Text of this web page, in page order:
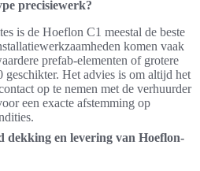
precisiewerk?
is de Hoeflon C1 meestal de beste
komen vaak
prefab-elementen of grotere
Het advies is om altijd het
op te nemen met de verhuurder
een exacte afstemming op
dekking en levering van Hoeflon-